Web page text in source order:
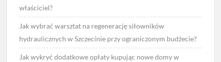
właściciel?
Jak wybrać warsztat na regenerację siłowników
hydraulicznych w Szczecinie przy ograniczonym budżecie?
Jak wykryć dodatkowe opłaty kupując nowe domy w